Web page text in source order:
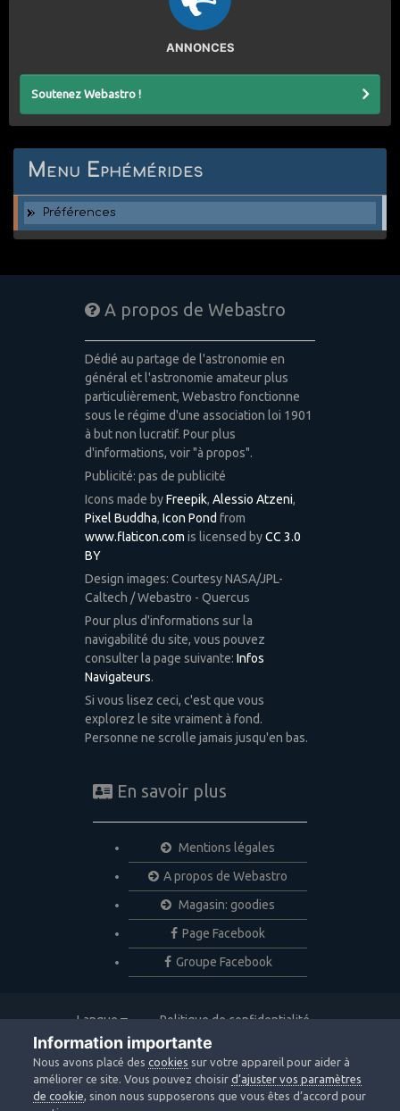
ANNONCES
Soutenez Webastro !
Menu Ephémérides
Préférences
A propos de Webastro
Dédié au partage de l'astronomie en
général et l'astronomie amateur plus
particulièrement, Webastro fonctionne
sous le régime d'une association loi 1901
à but non lucratif. Pour plus
d'informations, voir "à propos".
Publicité: pas de publicité
Icons made byFreepik, Alessio Atzeni,
Pixel Buddha, Icon Pond from
www.flaticon.com is licensed byCC 3.0
BY
Design images: Courtesy NASA/JPL-
Caltech / Webastro - Quercus
Pour plus d'informations sur la
navigabilité du site, vous pouvez
consulter la page suivante: Infos
Navigateurs.
Si vous lisez ceci, c'est que vous
explorez le site vraiment à fond.
Personne ne scrolle jamais jusqu'en bas.
En savoir plus
Mentions légales
A propos de Webastro
Magasin: goodies
Page Facebook
Groupe Facebook
Langue
Politique de confidentialité
Nous contacter
Copyright © 2020 Webastro
Powered by Invision Community
Information importante
Nous avons placé descookies sur votre appareil pour aider à
améliorer ce site. Vous pouvez choisird’ajuster vos paramètres
de cookie, sinon nous supposerons que vous êtes d’accord pour